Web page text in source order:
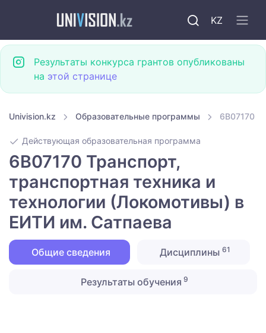
KZ
Результаты конкурса грантов опубликованы
на этой странице
Univision.kz Образовательные программы 6B07170
Действующая образовательная программа
6B07170 Транспорт,
транспортная техника и
технологии (Локомотивы) в
ЕИТИ им. Сатпаева
Общие сведения Дисциплины 61
Результаты обучения 9